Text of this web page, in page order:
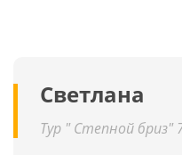
Светлана
Тур " Степной бриз"